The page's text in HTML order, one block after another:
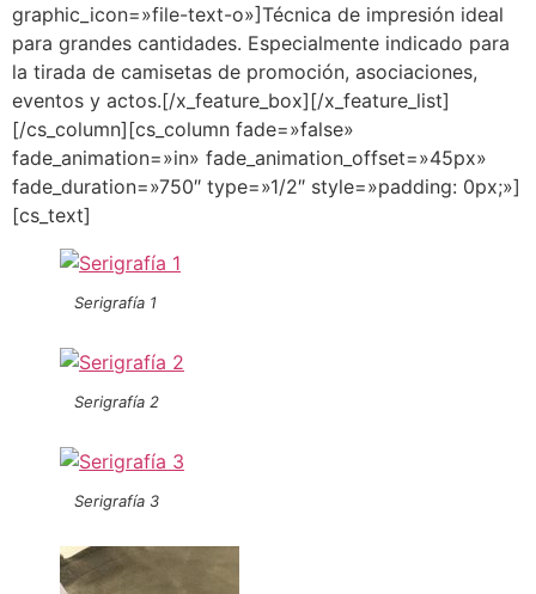
graphic_icon=»file-text-o»]Técnica de impresión ideal
para grandes cantidades. Especialmente indicado para
la tirada de camisetas de promoción, asociaciones,
eventos y actos.[/x_feature_box][/x_feature_list]
[/cs_column][cs_column fade=»false»
fade_animation=»in» fade_animation_offset=»45px»
fade_duration=»750″ type=»1/2″ style=»padding: 0px;»]
[cs_text]
Serigrafía 1
Serigrafía 2
Serigrafía 3